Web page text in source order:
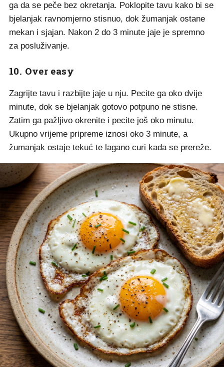
ga da se peče bez okretanja. Poklopite tavu kako bi se
bjelanjak ravnomjerno stisnuo, dok žumanjak ostane
mekan i sjajan. Nakon 2 do 3 minute jaje je spremno
za posluživanje.
10. Over easy
Zagrijte tavu i razbijte jaje u nju. Pecite ga oko dvije
minute, dok se bjelanjak gotovo potpuno ne stisne.
Zatim ga pažljivo okrenite i pecite još oko minutu.
Ukupno vrijeme pripreme iznosi oko 3 minute, a
žumanjak ostaje tekuć te lagano curi kada se prereže.